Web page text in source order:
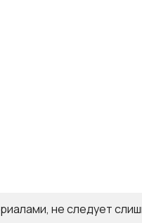
не следует